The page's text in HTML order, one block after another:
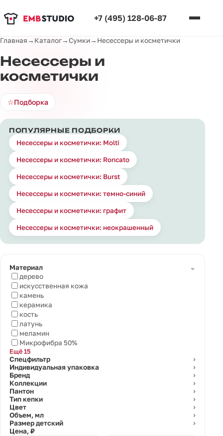
+7 (495) 128-06-87
Главная→ Каталог→Сумки→ Несессеры и косметички
Несессеры и
косметички
☆Подборка
ПОПУЛЯРНЫЕ ПОДБОРКИ
Несессеры и косметички: Molti
Несессеры и косметички: Roncato
Несессеры и косметички: Burst
Несессеры и косметички: темно-синий
Несессеры и косметички: графит
Несессеры и косметички: неокрашенный
Материал
⌄
дерево
искусственная кожа
камень
керамика
кость
латунь
меламин
Микрофибра 50%
Ещё 15
Спецфильтр
⌄
Индивидуальная упаковка ⌄
Бренд ⌄
Коллекции ⌄
Пантон ⌄
Тип кепки ⌄
Цвет ⌄
Объем, мл ⌄
Размер детский ⌄
Цена, ₽